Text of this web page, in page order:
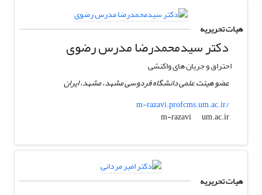
هیات تحریریه
دکتر سیدمحمدرضا مدرس رضوی
احتراق و جریان های واکنشی
عضو هیئت علمی دانشگاه فردوسی مشهد، مشهد، ایران
m-razavi.profcms.um.ac.ir/
m-razavi
um.ac.ir
هیات تحریریه